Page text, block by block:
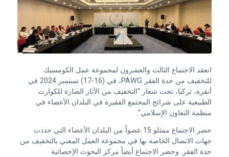
انعقد الاجتماع الثالث والعشرون لمجموعة عمل الكومسيك
للتخفيف من حدة الفقر PAWG، في (16-17) سبتمبر 2024 في
أنقرة، تركيا، تحت شعار “التخفيف من الآثار الضارة للكوارث
الطبيعية على شرائح المجتمع الفقيرة في البلدان الأعضاء في
منظمة التعاون الإسلامي”.
حضر الاجتماع ممثلو 15 عضواً من البلدان الأعضاء التي حددت
جهات الاتصال الخاصة بها في مجموعة العمل المعني بالتخفيف من
حدة الفقر. وحضر الاجتماع أيضاً مركز البحوث الإحصائية